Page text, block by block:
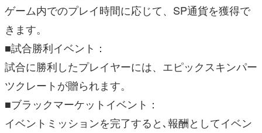
ゲーム内でのプレイ時間に応じて、SP通貨を獲得で
きます。
■試合勝利イベント：
試合に勝利したプレイヤーには、エピックスキンパー
ツクレートが贈られます。
■ブラックマーケットイベント：
イベントミッションを完了すると､報酬としてイベン